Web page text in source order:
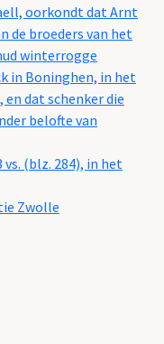
oorkondt dat Arnt
de broeders van het
winterrogge
in Boninghen, in het
dat schenker die
belofte van
(blz. 284), in het
Zwolle